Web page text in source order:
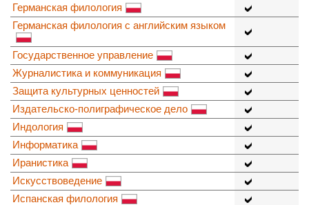
Германская филология
Германская филология с английским языком
Государственное управление
Журналистика и коммуникация
Защита культурных ценностей
Издательско-полиграфическое дело
Индология
Информатика
Иранистика
Искусствоведение
Испанская филология